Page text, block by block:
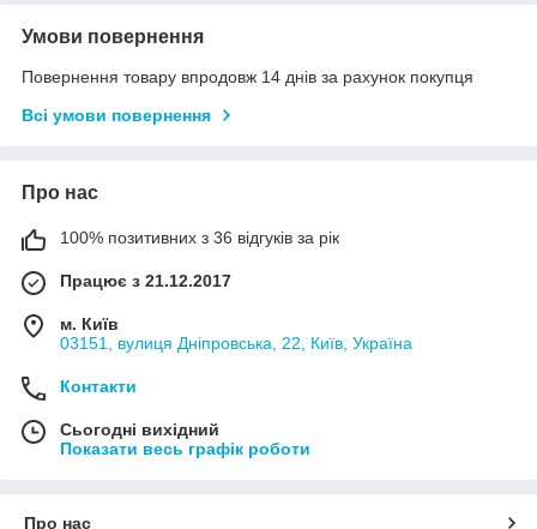
Умови повернення
Повернення товару впродовж 14 днів за рахунок покупця
Всі умови повернення
Про нас
100% позитивних з 36 відгуків за рік
Працює з 21.12.2017
м. Київ
03151, вулиця Дніпровська, 22, Київ, Україна
Контакти
Сьогодні вихідний
Показати весь графік роботи
Про нас